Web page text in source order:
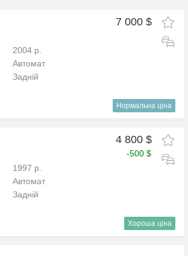
7 000 $
2004 р.
Автомат
Задній
Нормальна ціна
4 800 $
-500 $
1997 р.
Автомат
Задній
Хороша ціна